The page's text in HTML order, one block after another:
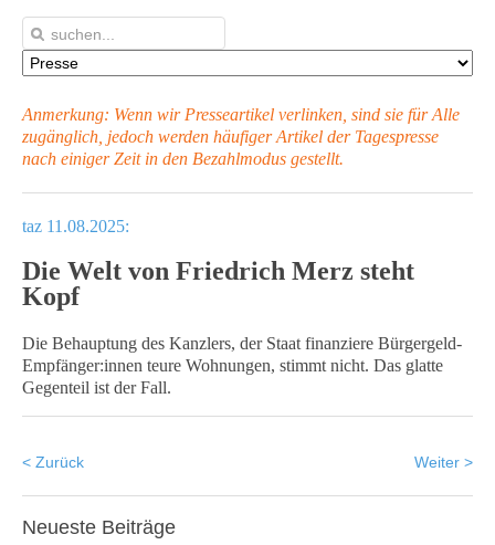
Anmerkung: Wenn wir Presseartikel verlinken, sind sie für Alle
zugänglich, jedoch werden häufiger Artikel der Tagespresse
nach einiger Zeit in den Bezahlmodus gestellt.
taz 11.08.2025:
Die Welt von Friedrich Merz steht
Kopf
Die Behauptung des Kanzlers, der Staat finanziere Bür­ger­geld­-
Emp­fän­ge­r:in­nen teure Wohnungen, stimmt nicht. Das glatte
Gegenteil ist der Fall.
< Zurück Weiter >
Neueste Beiträge